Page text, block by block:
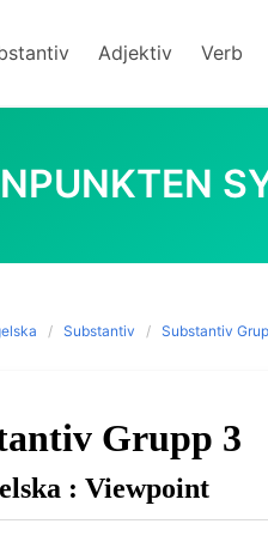
Adjektiv Verb
Substantiv Substantiv
Grupp 3
: Viewpoint